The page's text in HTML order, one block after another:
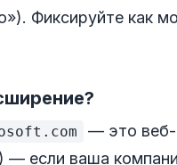
Фиксируйте как
— это веб-
— если ваша